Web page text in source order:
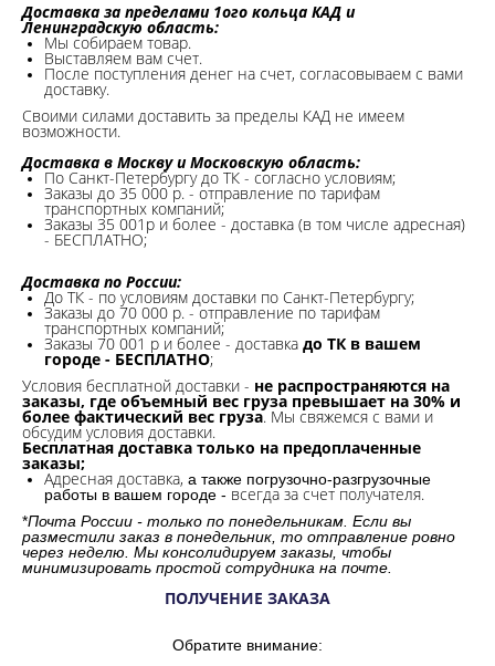
Доставка за пределами 1ого кольца КАД и
Ленинградскую область:
Мы собираем товар.
Выставляем вам счет.
После поступления денег на счет, согласовываем с вами
доставку.
Своими силами доставить за пределы КАД не имеем
возможности.​
Доставка в Москву и Московскую область:
По Санкт-Петербургу до ТК - согласно условиям;
Заказы до 35 000 р. - отправление по тарифам
транспортных компаний;
Заказы 35 001р и более - доставка (в том числе адресная)
- БЕСПЛАТНО;
Доставка по России:
До ТК - по условиям доставки по Санкт-Петербургу;
Заказы до 70 000 р. - отправление по тарифам
транспортных компаний;
Заказы 70 001 р и более - доставка до ТК в вашем
городе - БЕСПЛАТНО;
Условия бесплатной доставки - не распространяются на
заказы, где объемный вес груза превышает на 30% и
более фактический вес груза. Мы свяжемся с вами и
обсудим условия доставки.
Бесплатная доставка только на предоплаченные
заказы;
Адресная доставка, а также погрузочно-разгрузочные
работы в вашем городе - всегда за счет получателя.
*Почта России - только по понедельникам. Если вы
разместили заказ в понедельник, то отправление ровно
через неделю. Мы консолидируем заказы, чтобы
минимизировать простой сотрудника на почте.
ПОЛУЧЕНИЕ ЗАКАЗА
Обратите внимание: